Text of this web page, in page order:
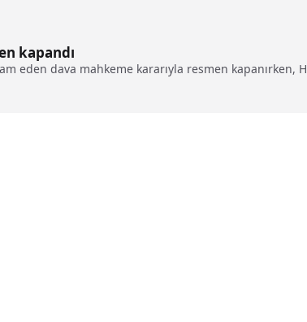
kapandı
eden dava mahkeme kararıyla resmen